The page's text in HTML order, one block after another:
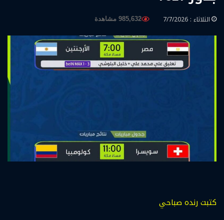
الثلاثاء : 7/7/2026 985,632 مشاهدة
كتبت رنده صباحي